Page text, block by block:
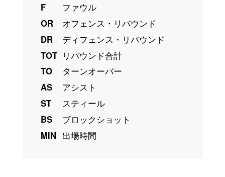
F
ファウル
OR
オフェンス・リバウンド
DR
ディフェンス・リバウンド
TOT リバウンド合計
TO
ターンオーバー
AS
アシスト
ST
スティール
BS
ブロックショット
MIN 出場時間